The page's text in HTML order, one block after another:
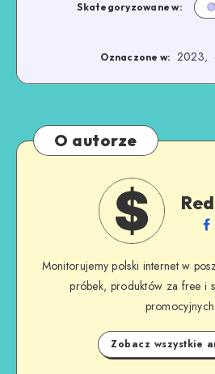
Skategoryzowane w:
Oznaczone w: 2023,
O autorze
Monitorujemy polski internet w
próbek, produktów za free i
promocyjnych.
Zobacz wszystkie